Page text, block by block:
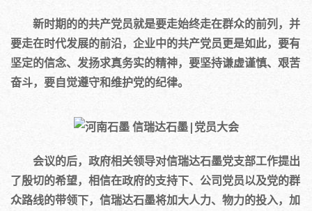
新时期的的共产党员就是要走始终走在群众的前列，并
要走在时代发展的前沿，企业中的共产党员更是如此，要有
坚定的信念、发扬求真务实的精神，要坚持谦虚谨慎、艰苦
奋斗，要自觉遵守和维护党的纪律。
会议的后，政府相关领导对信瑞达石墨党支部工作提出
了殷切的希望，相信在政府的支持下、公司党员以及党的群
众路线的带领下，信瑞达石墨将加大人力、物力的投入，加